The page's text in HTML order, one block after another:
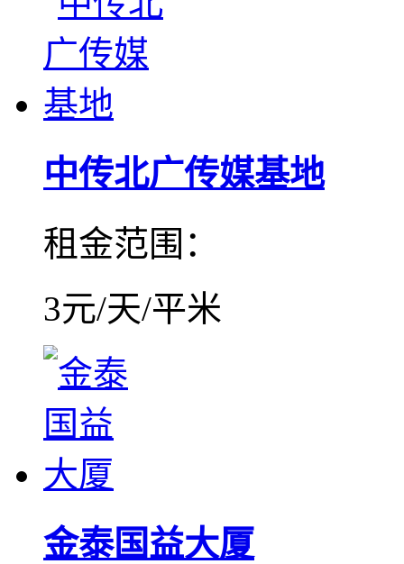
中传北广传媒基地
租金范围：
3元/天/平米
金泰国益大厦